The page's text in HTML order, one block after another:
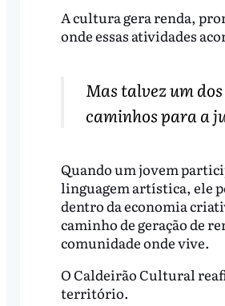
A cultura gera renda,
onde essas atividades
Mas talvez um
caminhos para a
Quando um jovem
linguagem artística, ele
dentro da economia
caminho de geração de
comunidade onde vive.
O Caldeirão Cultural
território.